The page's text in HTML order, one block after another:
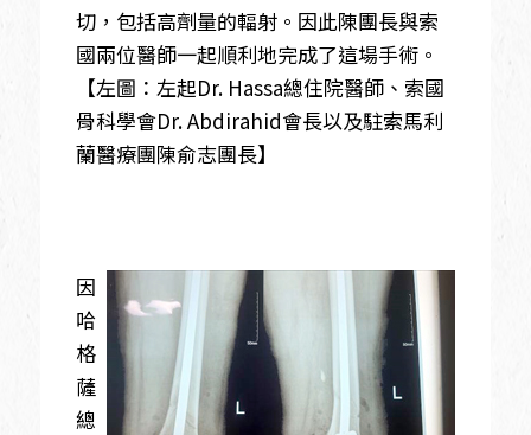
切，包括高劑量的輻射。因此陳團長與索
國兩位醫師一起順利地完成了這場手術。
【左圖：左起Dr. Hassa總住院醫師、索國
骨科學會Dr. Abdirahid會長以及駐索馬利
蘭醫療團陳俞志團長】
因
哈
格
薩
總